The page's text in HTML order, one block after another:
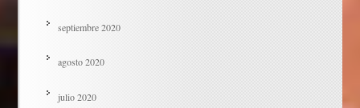
septiembre 2020
agosto 2020
julio 2020